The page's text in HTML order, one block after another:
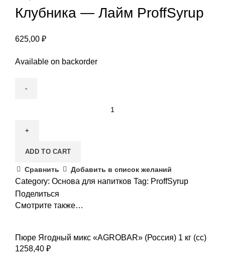
Клубника — Лайм ProffSyrup
625,00 ₽
Available on backorder
ADD TO CART
Сравнить Добавить в список желаний
Category: Основа для напитков Tag: ProffSyrup
Поделиться
Смотрите также…
Пюре Ягодный микс «AGROBAR» (Россия) 1 кг (сс)
1258,40 ₽